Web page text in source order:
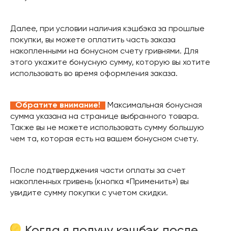
Далее, при условии наличия кэшбэка за прошлые
покупки, вы можете оплатить часть заказа
накопленными на бонусном счету гривнями. Для
этого укажите бонусную сумму, которую вы хотите
использовать во время оформления заказа.
Обратите внимание!
Максимальная бонусная
сумма указана на странице выбранного товара.
Также вы не можете использовать сумму большую
чем та, которая есть на вашем бонусном счету.
После подтверджения части оплаты за счет
накопленных гривень (кнопка «Применить») вы
увидите сумму покупки с учетом скидки.